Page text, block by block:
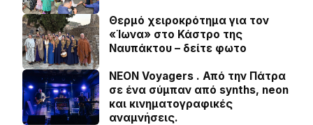
Θερμό χειροκρότημα για τον
«Ίωνα» στο Κάστρο της
Ναυπάκτου – δείτε φωτο
NEON Voyagers . Από την Πάτρα
σε ένα σύμπαν από synths, neon
και κινηματογραφικές
αναμνήσεις.